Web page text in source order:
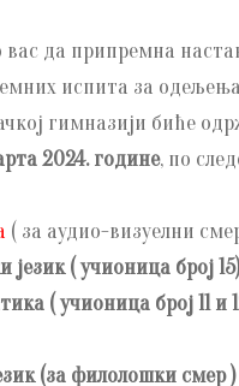
да припремна
испита за
гимназији биће
2024. године, по
( за аудио-визуелни
језик ( учионица број
( учионица број 11 и
(за филолошки смер )